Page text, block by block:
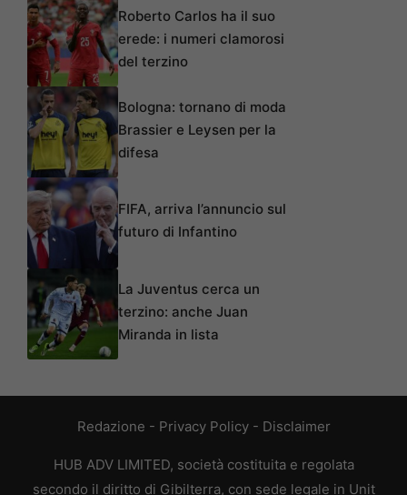
Roberto Carlos ha il suo
erede: i numeri clamorosi
del terzino
Bologna: tornano di moda
Brassier e Leysen per la
difesa
FIFA, arriva l’annuncio sul
futuro di Infantino
La Juventus cerca un
terzino: anche Juan
Miranda in lista
Redazione - Privacy Policy- Disclaimer
HUB ADV LIMITED, società costituita e regolata
secondo il diritto di Gibilterra, con sede legale in Unit